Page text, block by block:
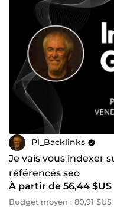
Pl_Backlinks
Je vais vous indexer
référencés seo
À partir de 56,44 $US
Budget moyen : 80,91 $US